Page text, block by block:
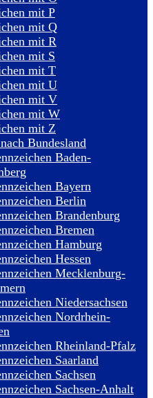
mit P
mit Q
mit R
mit S
mit T
mit U
mit V
mit W
mit Z
Bundesland
Baden-
Bayern
Berlin
Brandenburg
Bremen
Hamburg
Hessen
Mecklenburg-
Niedersachsen
Nordrhein-
Rheinland-Pfalz
Saarland
Sachsen
Sachsen-Anhalt